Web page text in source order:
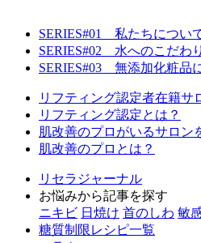
SERIES#01 私たちについ
SERIES#02 水へのこだわり
SERIES#03 無添加化粧品
リフティング認定者在籍サ
リフティング認定とは？
肌改善のプロがいるサロン
肌改善のプロとは？
リセラジャーナル
お悩みから記事を探す
ニキビ 日焼け 首のしわ 敏
糖質制限レシピ一覧